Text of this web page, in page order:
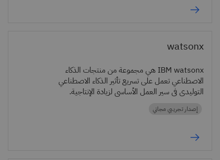
watsonx
IBM watsonx هي مجموعة من منتجات الذكاء
الاصطناعي تعمل على تسريع تأثير الذكاء الاصطناعي
التوليدي في سير العمل الأساسي لزيادة الإنتاجية.
إصدار تجريبي مجاني